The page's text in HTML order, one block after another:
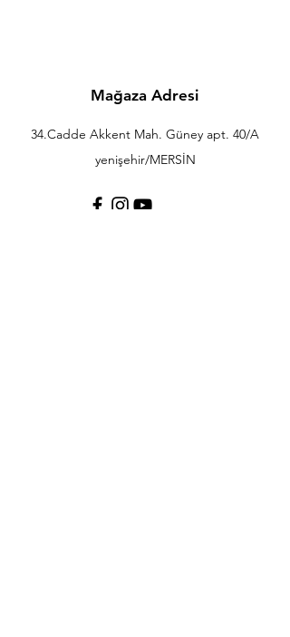
Mağaza Adresi
34.Cadde Akkent Mah. Güney apt. 40/A
yenişehir/MERSİN